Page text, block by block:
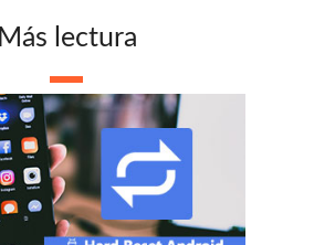
Más lectura